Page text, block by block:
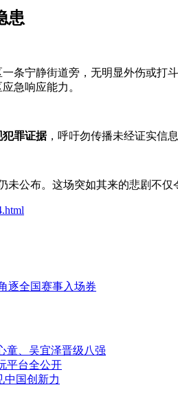
患
条宁静街道旁，无明显外伤或
急响应能力。
犯罪证据，呼吁勿传播未经证实信息
未公布。这场突如其来的悲剧不
逐全国赛事入场券
童、吴宜泽晋级八强
平台全公开
中国创新力